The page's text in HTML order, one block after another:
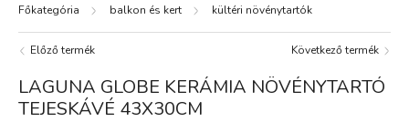
balkon és kert kültéri növénytartók
Előző termék Következő termék
LAGUNA GLOBE KERÁMIA NÖVÉNYTARTÓ
TEJESKÁVÉ 43X30CM